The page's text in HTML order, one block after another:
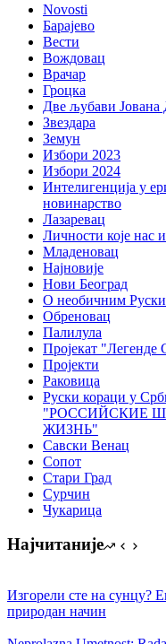
Novosti
Барајево
Вести
Вождовац
Врачар
Гроцка
Две љубави
Звездара
Земун
Избори 2023
Избори 2024
Интелигенција у
новинарство
Лазаревац
Личности које нас
Младеновац
Најновије
Нови Београд
О необичним
Обреновац
Палилула
Пројекат "Легенде
Пројекти
Раковица
Руски кораци у
"РОССИЙСКИЕ
ЖИЗНЬ"
Савски Венац
Сопот
Стари Град
Сурчин
Чукарица
Најчитаније
Изгорели сте на сунцу?
природан начин